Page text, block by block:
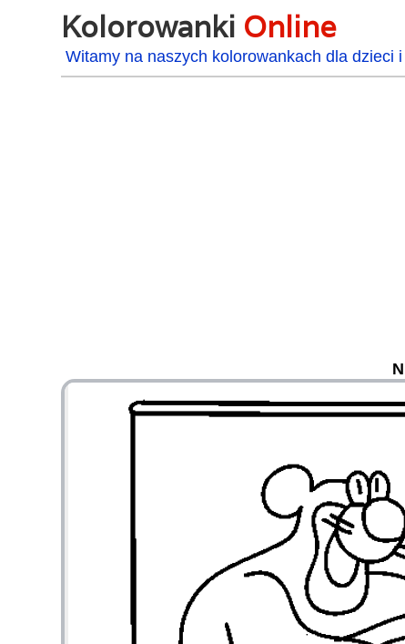
Kolorowanki Online
Witamy na naszych kolorowankach dla dzieci